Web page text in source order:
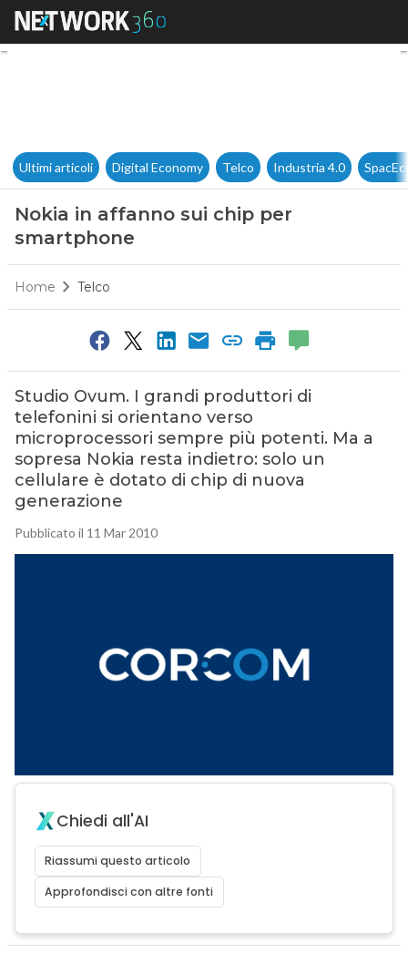
Nokia in affanno sui chip per
Ultimi articoli Digital Economy Telco Industria 4.0
Nokia in affanno sui chip per
smartphone
Home Telco
Studio Ovum. I grandi produttori di
telefonini si orientano verso
microprocessori sempre più potenti. Ma a
sopresa Nokia resta indietro: solo un
cellulare è dotato di chip di nuova
generazione
Pubblicato il 11 Mar 2010
Chiedi all'AI
Riassumi questo articolo
Approfondisci con altre fonti